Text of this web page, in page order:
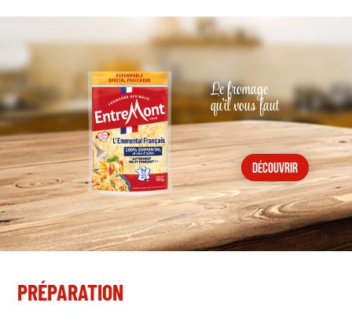
Le fromage
qu'il vous faut
découvrir
PRÉPARATION